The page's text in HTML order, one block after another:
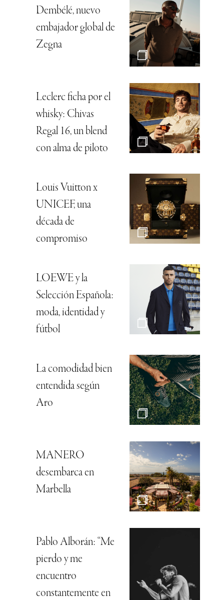
Dembélé, nuevo
embajador global de
Zegna
Leclerc ficha por el
whisky: Chivas
Regal 16, un blend
con alma de piloto
Louis Vuitton x
UNICEF, una
década de
compromiso
LOEWE y la
Selección Española:
moda, identidad y
fútbol
La comodidad bien
entendida según
Aro
MANERO
desembarca en
Marbella
Pablo Alborán: “Me
pierdo y me
encuentro
constantemente en